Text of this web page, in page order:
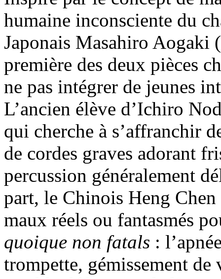
humaine inconsciente du
Japonais Masahiro Aogaki
première des deux pièces
ne pas intégrer de jeunes
L’ancien élève d’Ichiro
qui cherche à s’affranchir
de cordes graves adorant
percussion généralement
part, le Chinois Heng Chen
maux réels ou fantasmés
quoique non fatals :
trompette, gémissement de